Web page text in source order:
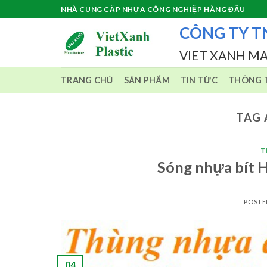
to
NHÀ CUNG CẤP NHỰA CÔNG NGHIỆP HÀNG ĐẦU
CÔNG TY
VIET XANH
TRANG CHỦ SẢN PHẨM TIN TỨC THÔNG
TAG
Sóng nhựa bít
04